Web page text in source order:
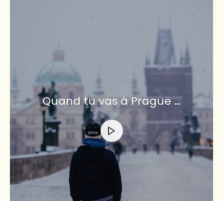
Quand tu vas à Prague …